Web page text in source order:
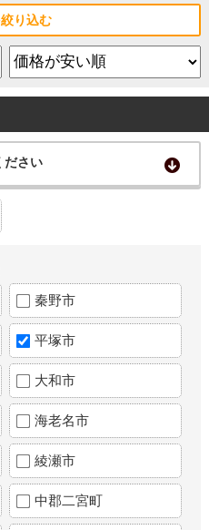
り込む
ださい
秦野市
平塚市
大和市
海老名市
綾瀬市
中郡二宮町